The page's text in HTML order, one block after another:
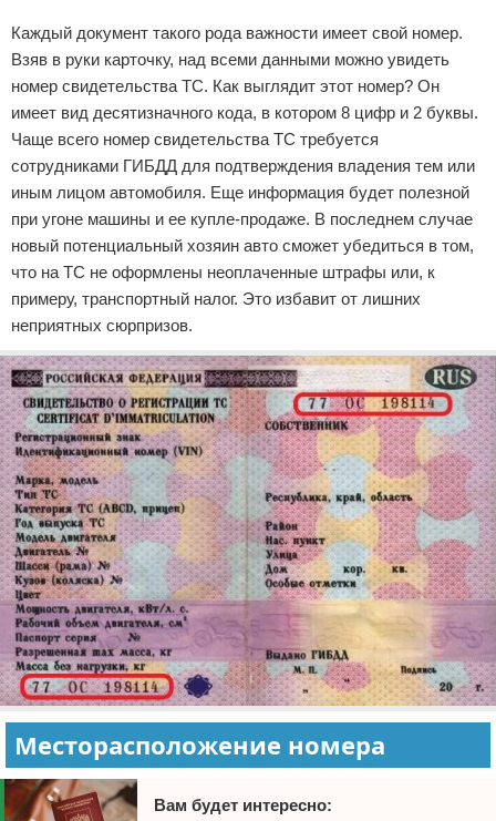
Каждый документ такого рода важности имеет свой номер.
Взяв в руки карточку, над всеми данными можно увидеть
номер свидетельства ТС. Как выглядит этот номер? Он
имеет вид десятизначного кода, в котором 8 цифр и 2 буквы.
Чаще всего номер свидетельства ТС требуется
сотрудниками ГИБДД для подтверждения владения тем или
иным лицом автомобиля. Еще информация будет полезной
при угоне машины и ее купле-продаже. В последнем случае
новый потенциальный хозяин авто сможет убедиться в том,
что на ТС не оформлены неоплаченные штрафы или, к
примеру, транспортный налог. Это избавит от лишних
неприятных сюрпризов.
Месторасположение номера
Вам будет интересно: